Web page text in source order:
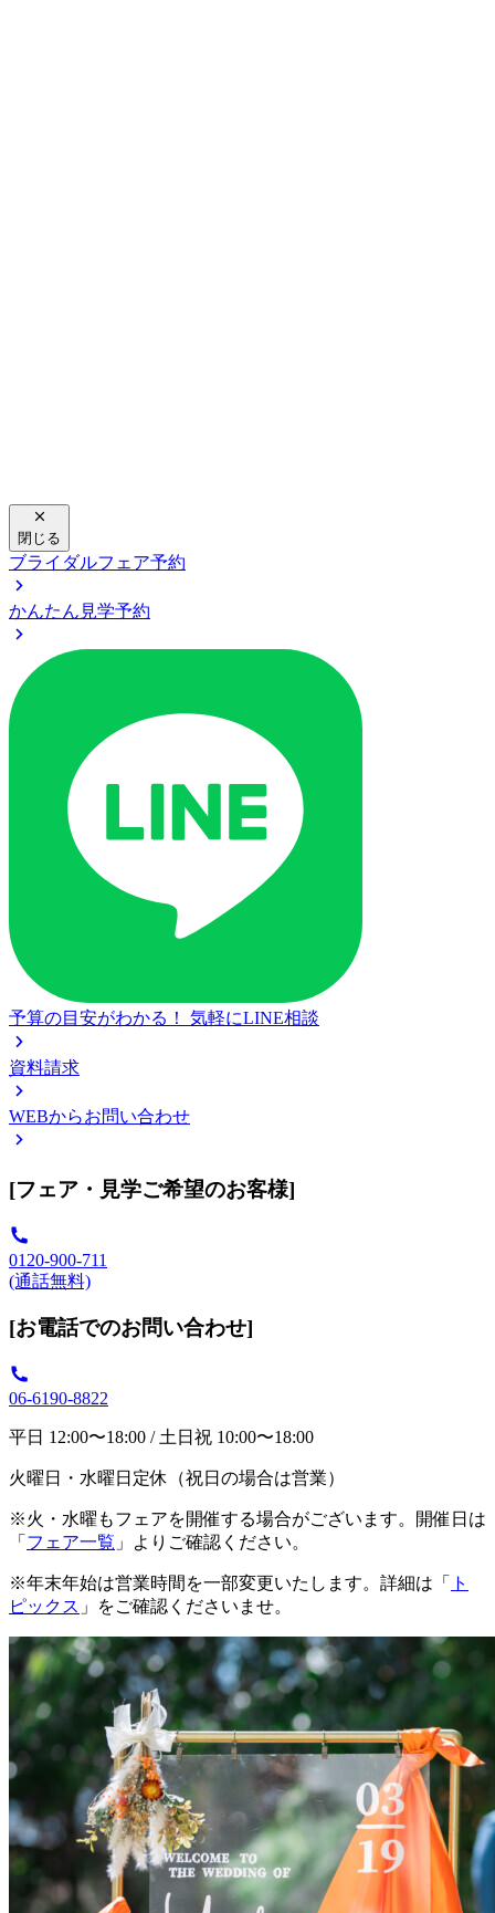
閉じる
ブライダルフェア予約
かんたん見学予約
予算の目安がわかる！ 気軽にLINE相談
資料請求
WEBからお問い合わせ
[フェア・見学ご希望のお客様]
0120-900-711
(通話無料)
[お電話でのお問い合わせ]
06-6190-8822
平日 12:00〜18:00 / 土日祝 10:00〜18:00
火曜日・水曜日定休（祝日の場合は営業）
※火・水曜もフェアを開催する場合がございます。開催日は
「 フェア一覧 」よりご確認ください。
※年末年始は営業時間を一部変更いたします。詳細は「
ト
ピックス 」をご確認くださいませ。